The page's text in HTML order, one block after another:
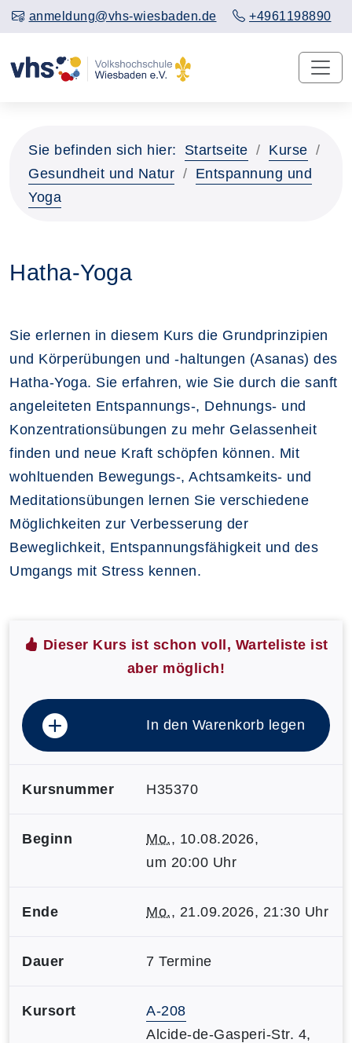
anmeldung@vhs-wiesbaden.de +4961198890
Sie befinden sich hier: Startseite
Kurse
Gesundheit und Natur
Entspannung und
Yoga
Hatha-Yoga
Sie erlernen in diesem Kurs die Grundprinzipien
und Körperübungen und -haltungen (Asanas) des
Hatha-Yoga. Sie erfahren, wie Sie durch die sanft
angeleiteten Entspannungs-, Dehnungs- und
Konzentrationsübungen zu mehr Gelassenheit
finden und neue Kraft schöpfen können. Mit
wohltuenden Bewegungs-, Achtsamkeits- und
Meditationsübungen lernen Sie verschiedene
Möglichkeiten zur Verbesserung der
Beweglichkeit, Entspannungsfähigkeit und des
Umgangs mit Stress kennen.
Dieser Kurs ist schon voll, Warteliste ist
aber möglich!
In den Warenkorb legen
Kursnummer H35370
Beginn Mo., 10.08.2026,
um 20:00 Uhr
Ende Mo., 21.09.2026, 21:30 Uhr
Dauer 7 Termine
Kursort
A-208
Alcide-de-Gasperi-Str. 4,